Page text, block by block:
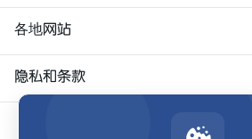
各地网站
隐私和条款